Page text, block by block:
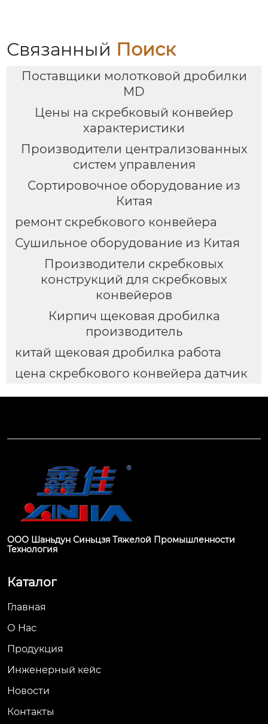
Связанный Поиск
Поставщики молотковой дробилки
MD
Цены на скребковый конвейер
характеристики
Производители централизованных
систем управления
Сортировочное оборудование из
Китая
ремонт скребкового конвейера
Сушильное оборудование из Китая
Производители скребковых
конструкций для скребковых
конвейеров
Кирпич щековая дробилка
производитель
китай щековая дробилка работа
цена скребкового конвейера датчик
ООО Шаньдун Синьцзя Тяжелой Промышленности
Технология
Каталог
Главная
О Hас
Продукция
Инженерный кейс
Новости
Контакты